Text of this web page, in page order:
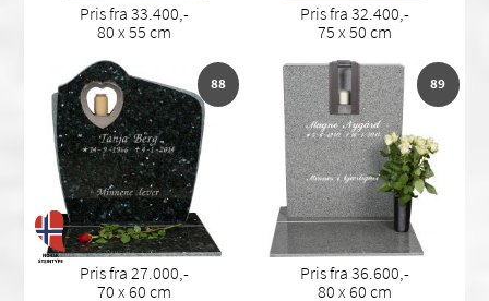
Pris fra 33.400,-
80 x 55 cm
Pris fra 32.400,-
75 x 50 cm
88
Pris fra 27.000,-
70 x 60 cm
89
Pris fra 36.600,-
80 x 60 cm